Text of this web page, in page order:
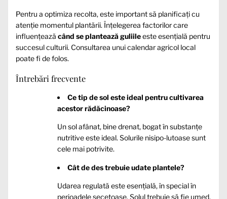
Pentru a optimiza recolta, este important să planificați cu
atenție momentul plantării. Înțelegerea factorilor care
influențează când se plantează guliileeste esențială pentru
succesul culturii. Consultarea unui calendar agricol local
poate fi de folos.
Întrebări frecvente
Ce tip de sol este ideal pentru cultivarea
acestor rădăcinoase?
Un sol afânat, bine drenat, bogat în substanțe
nutritive este ideal. Solurile nisipo-lutoase sunt
cele mai potrivite.
Cât de des trebuie udate plantele?
Udarea regulată este esențială, în special în
perioadele secetoase. Solul trebuie să fie umed,